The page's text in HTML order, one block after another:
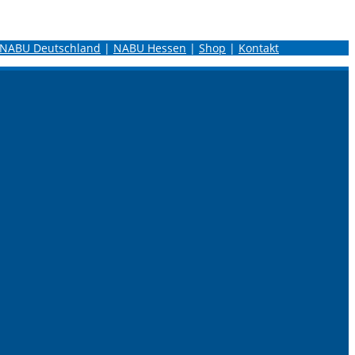
NABU Deutschland | NABU Hessen | Shop | Kontakt